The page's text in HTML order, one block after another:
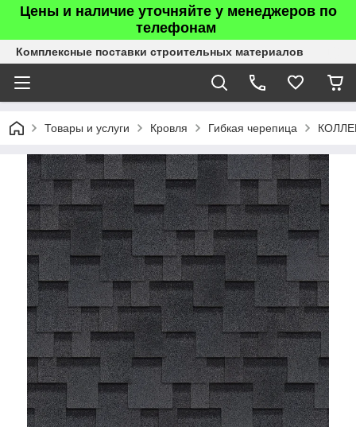
Цены и наличие уточняйте у менеджеров по
телефонам
Комплексные поставки строительных материалов
Товары и услуги Кровля Гибкая черепица